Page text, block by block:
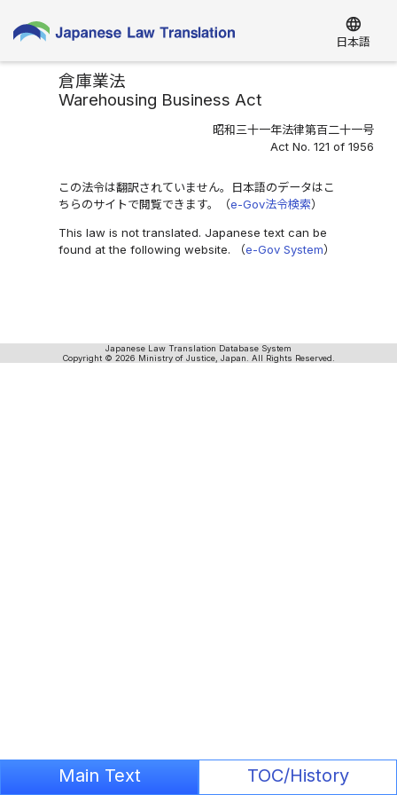
language
日本語
倉庫業法
Warehousing Business Act
昭和三十一年法律第百二十一号
Act No. 121 of 1956
この法令は翻訳されていません。日本語のデータはこ
ちらのサイトで閲覧できます。（e-Gov法令検索）
This law is not translated. Japanese text can be
found at the following website. （e-Gov System）
Japanese Law Translation Database System
Copyright © 2026 Ministry of Justice, Japan. All Rights Reserved.
Main Text TOC/History